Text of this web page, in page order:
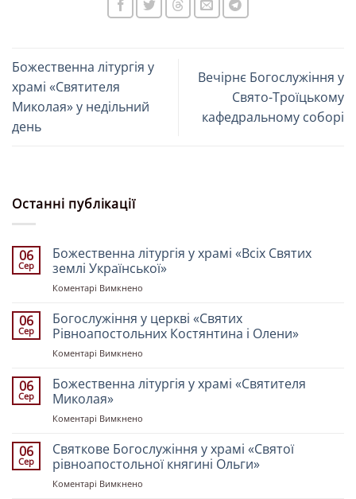
Божественна літургія у
храмі «Святителя
Миколая» у недільний
день
Вечірнє Богослужіння у
Свято-Троїцькому
кафедральному соборі
Останні публікації
06
Сер
Божественна літургія у храмі «Всіх Святих
землі Української»
Коментарі Вимкнено
літургія
у
храмі
землі
Української»
06
Сер
Богослужіння у церкві «Святих
Рівноапостольних Костянтина і Олени»
Коментарі Вимкнено
у
церкві
і
Олени»
06
Сер
Божественна літургія у храмі «Святителя
Миколая»
Коментарі Вимкнено
літургія
храмі
06
Сер
Святкове Богослужіння у храмі «Святої
рівноапостольної княгині Ольги»
Коментарі Вимкнено